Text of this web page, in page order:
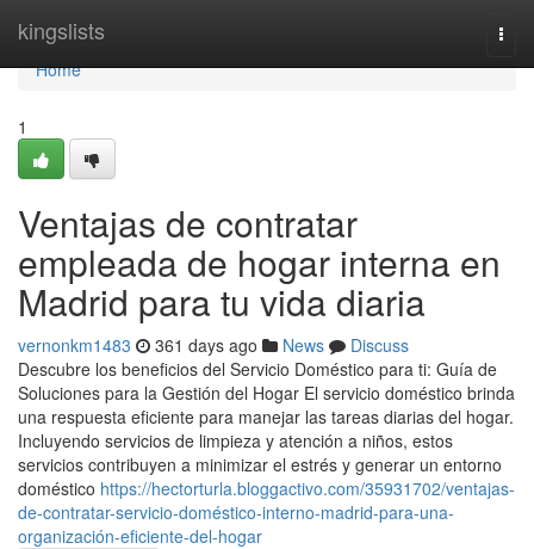
kingslists
Home
Home
1
Ventajas de contratar
empleada de hogar interna en
Madrid para tu vida diaria
vernonkm1483 361 days ago News
Discuss
Descubre los beneficios del Servicio Doméstico para ti: Guía de
Soluciones para la Gestión del Hogar El servicio doméstico brinda
una respuesta eficiente para manejar las tareas diarias del hogar.
Incluyendo servicios de limpieza y atención a niños, estos
servicios contribuyen a minimizar el estrés y generar un entorno
doméstico https://hectorturla.bloggactivo.com/35931702/ventajas-
de-contratar-servicio-doméstico-interno-madrid-para-una-
organización-eficiente-del-hogar